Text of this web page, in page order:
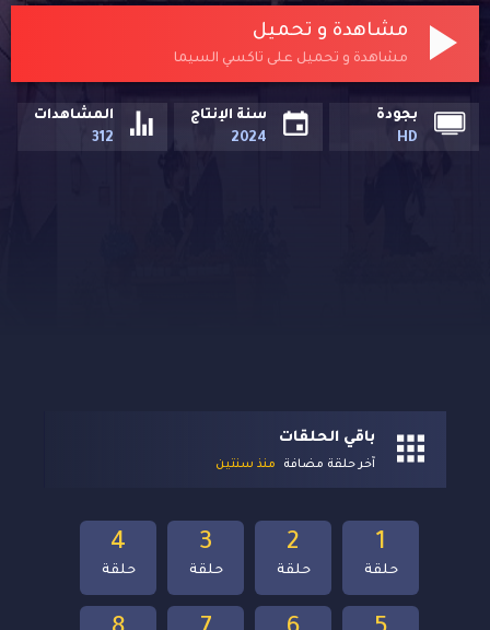
مشاهدة و تحميل
مشاهدة و تحميل على تاكسي السيما
بجودة
HD
سنة الإنتاج
2024
المشاهدات
312
باقي الحلقات
آخر حلقة مضافة منذ سنتين
4
حلقة
3
حلقة
2
حلقة
1
حلقة